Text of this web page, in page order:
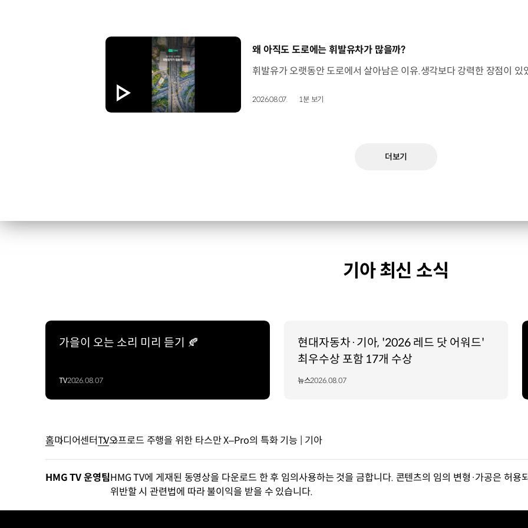
[동영상]
왜 아직도 도로에는 휘발유차가 많을까?
2026.08.07. 1분 보기
더보기
기아 최신 소식
가을이 오는 소리 미리 듣기 🍂
TV2026.08.07
현대자동차·기아, '2026 레드 닷 어워드'
최우수상 포함 17개 수상
뉴스2026.08.07
홈미디어센터TV오프로드 주행을 위한 타스만 X–Pro의 특화 기능 | 기아
HMG TV 운영팀HMG TV에 게재된 동영상을 다운로드 한 후 임의사용하는 것을 금합니다. 콘텐츠의 임의 변형·가공은 허
위반할 시 관련법에 따라 불이익을 받을 수 있습니다.